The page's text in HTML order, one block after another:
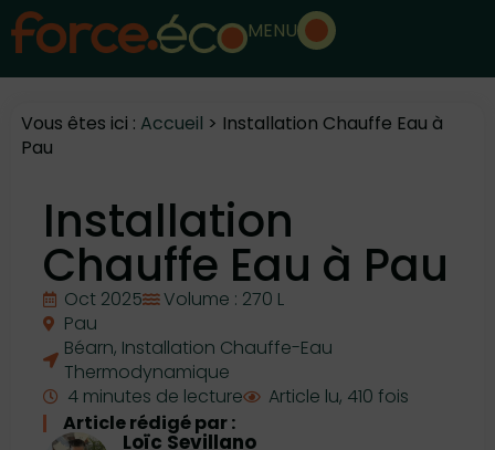
MENU
Vous êtes ici : Accueil > Installation Chauffe Eau à
Pau
Installation
Chauffe Eau à Pau
Oct 2025
Volume : 270 L
Pau
Béarn, Installation Chauffe-Eau
Thermodynamique
4 minutes de lecture
Article lu, 410 fois
Article rédigé par :
Loïc Sevillano